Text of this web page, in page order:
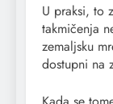
U praksi, to
takmičenja
zemaljsku
dostupni na